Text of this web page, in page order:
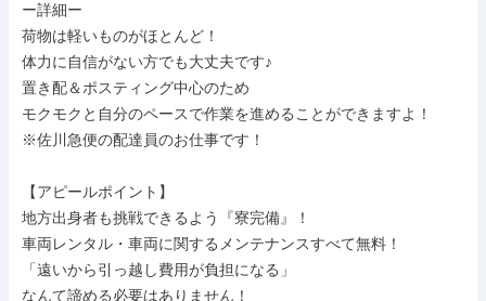
ー詳細ー
荷物は軽いものがほとんど！
体力に自信がない方でも大丈夫です♪
置き配＆ポスティング中心のため
モクモクと自分のペースで作業を進めることができますよ！
※佐川急便の配達員のお仕事です！
【アピールポイント】
地方出身者も挑戦できるよう『寮完備』！
車両レンタル・車両に関するメンテナンスすべて無料！
「遠いから引っ越し費用が負担になる」
なんて諦める必要はありません！